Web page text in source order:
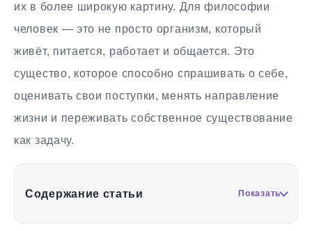
их в более широкую картину. Для философии
человек — это не просто организм, который
живёт, питается, работает и общается. Это
существо, которое способно спрашивать о себе,
оценивать свои поступки, менять направление
жизни и переживать собственное существование
как задачу.
Содержание статьи Показать